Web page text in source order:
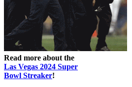
Read more about the
Las Vegas 2024 Super
Bowl Streaker!